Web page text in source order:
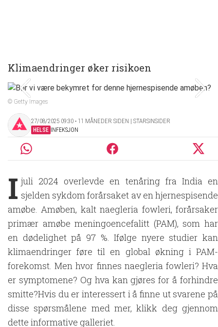
Klimaendringer øker risikoen
© Getty Images
27/08/2025 09:30 ‧ 11 MÅNEDER SIDEN | STARSINSIDER
HELSE INFEKSJON
I juli 2024 overlevde en tenåring fra India en
sjelden sykdom forårsaket av en hjernespisende
amøbe. Amøben, kalt naegleria fowleri, forårsaker
primær amøbe meningoencefalitt (PAM), som har
en dødelighet på 97 %. Ifølge nyere studier kan
klimaendringer føre til en global økning i PAM-
forekomst. Men hvor finnes naegleria fowleri? Hva
er symptomene? Og hva kan gjøres for å forhindre
smitte?Hvis du er interessert i å finne ut svarene på
disse spørsmålene med mer, klikk deg gjennom
dette informative galleriet.